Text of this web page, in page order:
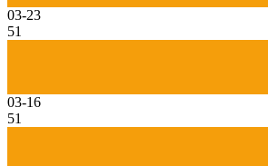
03-23
51
03-16
51